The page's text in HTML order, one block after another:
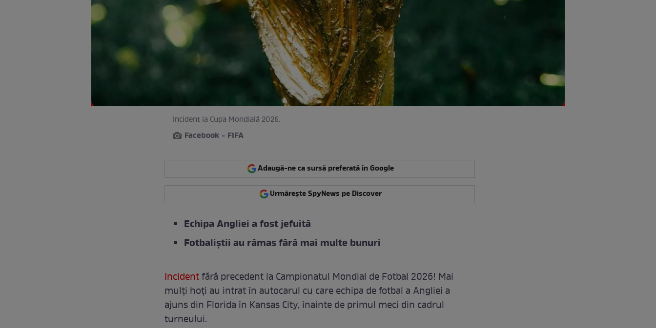
Incident la Cupa Mondială 2026.
Facebook - FIFA
Adaugă-ne ca sursă preferată în Google
Urmărește SpyNews pe Discover
Echipa Angliei a fost jefuită
Fotbaliștii au rămas fără mai multe bunuri
Incidentfără precedent la Campionatul Mondial de Fotbal 2026! Mai
mulți hoți au intrat în autocarul cu care echipa de fotbal a Angliei a
ajuns din Florida în Kansas City, înainte de primul meci din cadrul
turneului.